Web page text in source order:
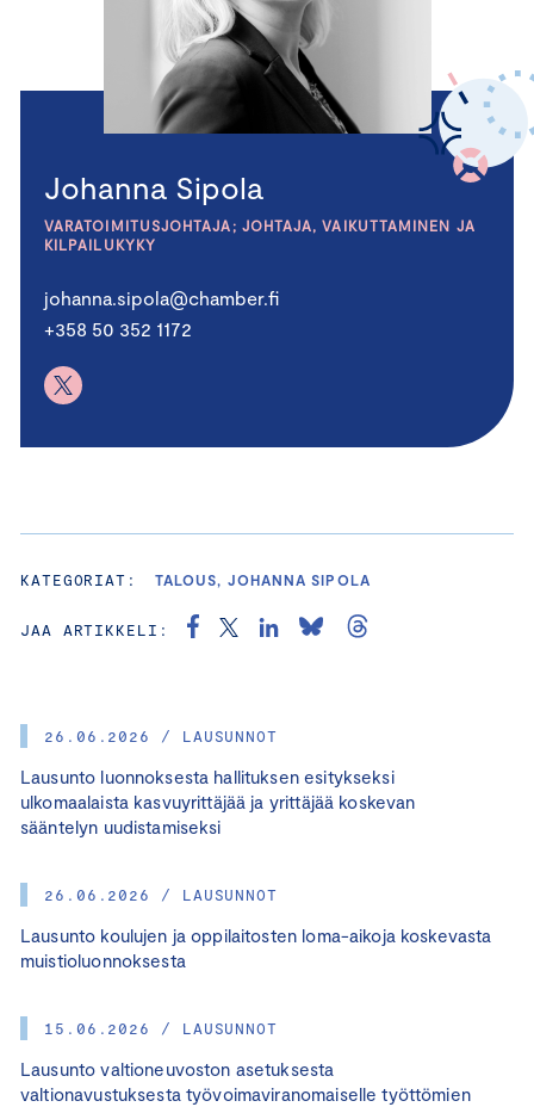
26.06.2026 / LAUSUNNOT
Lausunto luonnoksesta hallituksen esitykseksi
ulkomaalaista kasvuyrittäjää ja yrittäjää koskevan
sääntelyn uudistamiseksi
26.06.2026 / LAUSUNNOT
Lausunto koulujen ja oppilaitosten loma-aikoja koskevasta
muistioluonnoksesta
15.06.2026 / LAUSUNNOT
Lausunto valtioneuvoston asetuksesta
valtionavustuksesta työvoimaviranomaiselle työttömien
Johanna Sipola
VARATOIMITUSJOHTAJA; JOHTAJA, VAIKUTTAMINEN JA
KILPAILUKYKY
johanna.sipola@chamber.fi
+358 50 352 1172
KATEGORIAT: TALOUS, JOHANNA SIPOLA
JAA ARTIKKELI: